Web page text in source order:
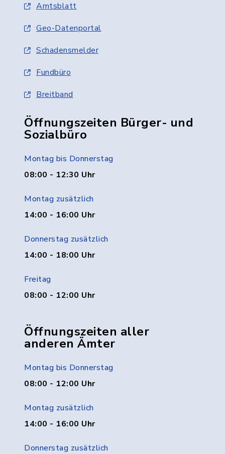
Amtsblatt
Geo-Datenportal
Schadensmelder
Fundbüro
Breitband
Öffnungszeiten Bürger- und
Sozialbüro
Montag bis Donnerstag
08:00 - 12:30 Uhr
Montag zusätzlich
14:00 - 16:00 Uhr
Donnerstag zusätzlich
14:00 - 18:00 Uhr
Freitag
08:00 - 12:00 Uhr
Öffnungszeiten aller
anderen Ämter
Montag bis Donnerstag
08:00 - 12:00 Uhr
Montag zusätzlich
14:00 - 16:00 Uhr
Donnerstag zusätzlich